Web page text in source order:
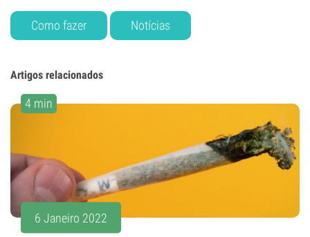
Como fazer Notícias
Artigos relacionados
4 min
6 Janeiro 2022